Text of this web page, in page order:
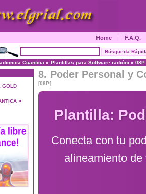
Home | F.A.Q.
Cuantica » Plantillas para Software radióni » 08P
GOLD
»
8. Poder Personal y
[08P]
Plantilla:
Conecta con tu
alineamiento